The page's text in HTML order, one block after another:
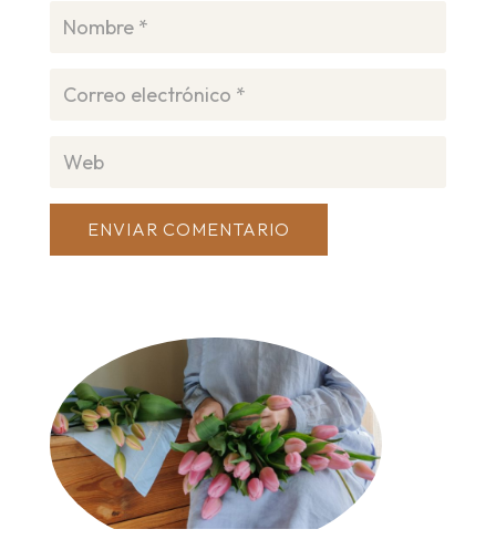
ENVIAR COMENTARIO